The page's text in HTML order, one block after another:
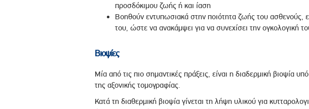
προσδόκιμου ζωής ή και ίαση
Βοηθούν εντυπωσιακά στην ποιότητα ζωής του ασθενούς,
του, ώστε να ανακάμψει για να συνεχίσει την ογκολογική
Βιοψίες
Μία από τις πιο σημαντικές πράξεις, είναι η διαδερμική βιοψία
της αξονικής τομογραφίας.
Κατά τη διαθερμική βιοψία γίνεται τη λήψη υλικού για